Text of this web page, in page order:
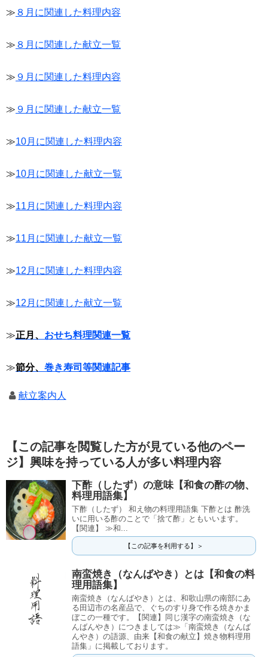
≫ ８月に関連した料理内容
≫ ８月に関連した献立一覧
≫ ９月に関連した料理内容
≫ ９月に関連した献立一覧
≫10月に関連した料理内容
≫10月に関連した献立一覧
≫11月に関連した料理内容
≫11月に関連した献立一覧
≫12月に関連した料理内容
≫12月に関連した献立一覧
≫正月、 おせち料理関連一覧
≫節分、 巻き寿司等関連記事
献立案内人
【この記事を閲覧した方が見ている他のペー
ジ】興味を持っている人が多い料理内容
下酢（したず）の意味【和食の酢の物、
料理用語集】
下酢（したず） 和え物の料理用語集 下酢とは 酢洗
いに用いる酢のことで「捨て酢」ともいいます。
【関連】 ≫和...
【この記事を利用する】＞
南蛮焼き（なんばやき）とは【和食の料
理用語集】
南蛮焼き（なんばやき）とは、和歌山県の南部にあ
る田辺市の名産品で、ぐちのすり身で作る焼きかま
ぼこの一種です。【関連】同じ漢字の南蛮焼き（な
んばんやき）につきましては≫「南蛮焼き（なんば
んやき）の語源、由来【和食の献立】焼き物料理用
語集」に掲載しております。